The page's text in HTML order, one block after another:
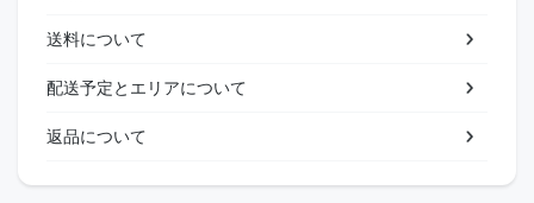
送料について
配送予定とエリアについて
返品について